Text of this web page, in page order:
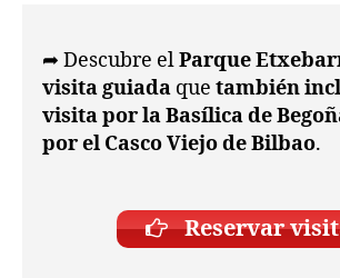
➦ Descubre elParque
visita guiada que también
visita por laBasílica de
por el Casco Viejo de Bilbao.
Reservar